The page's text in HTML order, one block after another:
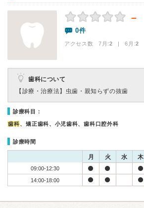
－
0件
アクセス数 7月:2 | 6月:2
歯科について
【診療・治療法】 虫歯・親知らずの抜歯
診療科目：
歯科、矯正歯科、小児歯科、歯科口腔外科
診療時間
月 火 水 木
09:00-12:30
14:00-18:00